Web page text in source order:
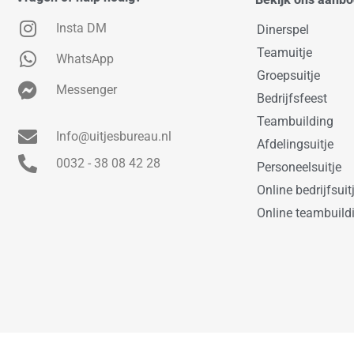
Insta DM
WhatsApp
Messenger
Info@uitjesbureau.nl
0032 - 38 08 42 28
Dinerspel
Teamuitje
Groepsuitje
Bedrijfsfeest
Teambuilding
Afdelingsuitje
Personeelsuitje
Online
Online